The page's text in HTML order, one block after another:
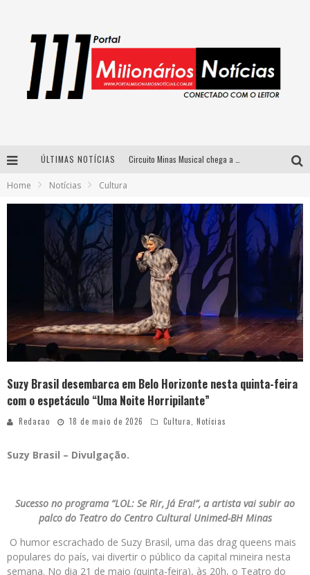
ÚLTIMAS NOTÍCIAS
Fenômeno do pagode, Fabinho desembarca em BH com a primeira edição do “Pagobinho”
Home Notícias Cultura
Suzy Brasil desembarca em Belo Horizonte nesta quinta-feira
com o espetáculo “Uma Noite Horripilante”
Redacao 18 de maio de 2026 Cultura, Notícias
Suzy Brasil – Divulgação.
Sucesso no programa “LOL: Se Rir, Já Era!”, a artista vai subir ao
palco do Teatro do Centro Cultural Unimed-BH Minas
O humor escrachado de Suzy Brasil, uma das drag queens mais
populares do país, vai divertir o público da capital mineira nesta
semana. No dia 21 de maio (quinta-feira), às 20h, o Teatro do